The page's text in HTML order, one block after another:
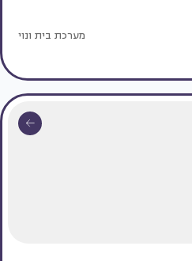
מערכת בית ונוי